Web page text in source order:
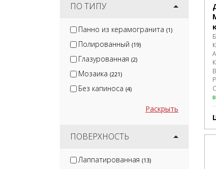
ПО ТИПУ
Панно из керамогранита (1)
Полированный (19)
Глазурованная (2)
Мозаика (221)
Без капиноса (4)
Раскрыть
ПОВЕРХНОСТЬ
Лаппатированная (13)